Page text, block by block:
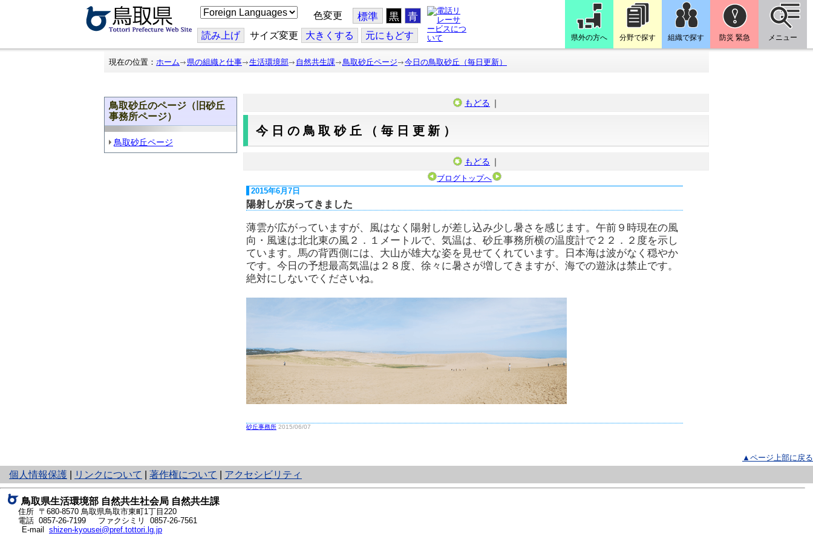
こ
の
ジ
を
翻
色変更 標準 黒 青
読み上げ サイズ変更 大きくする 元にもどす 県外の方へ 分野で探す 組織で探す 防災 緊急 メニュー
現在の位置： ホーム 県の組織と仕事 生活環境部 自然共生課 鳥取砂丘ページ 今日の鳥取砂丘（毎日更新）
鳥取砂丘のページ（旧砂丘
事務所ページ）
鳥取砂丘ページ
もどる ｜
今日の鳥取砂丘（毎日更新）
もどる ｜
ブログトップへ
2015年6月7日
陽射しが戻ってきました
薄雲が広がっていますが、風はなく陽射しが差し込み少し暑さを感じます。午前９時現在の風
向・風速は北北東の風２．１メートルで、気温は、砂丘事務所横の温度計で２２．２度を示し
ています。馬の背西側には、大山が雄大な姿を見せてくれています。日本海は波がなく穏やか
です。今日の予想最高気温は２８度、徐々に暑さが増してきますが、海での遊泳は禁止です。
絶対にしないでくださいね。
砂丘事務所 2015/06/07
▲ページ上部に戻る
個人情報保護
と
り
ネ
ッ
ト
へ
リンクについて 著作権について アクセシビリティ
鳥取県生活環境部 自然共生社会局 自然共生課
住所 〒680-8570 鳥取県鳥取市東町1丁目220
電話 0857-26-7199
ファクシミリ 0857-26-7561
E-mail shizen-kyousei@pref.tottori.lg.jp